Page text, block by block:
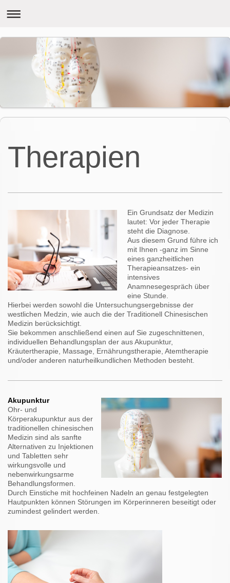
Therapien
Ein Grundsatz der Medizin
lautet: Vor jeder Therapie
steht die Diagnose.
Aus diesem Grund führe ich
mit Ihnen -ganz im Sinne
eines ganzheitlichen
Therapieansatzes- ein
intensives
Anamnesegespräch über
eine Stunde.
Hierbei werden sowohl die Untersuchungsergebnisse der
westlichen Medzin, wie auch die der Traditionell Chinesischen
Medizin berücksichtigt.
Sie bekommen anschließend einen auf Sie zugeschnittenen,
individuellen Behandlungsplan der aus Akupunktur,
Kräutertherapie, Massage, Ernährungstherapie, Atemtherapie
und/oder anderen naturheilkundlichen Methoden besteht.
Akupunktur
Ohr- und
Körperakupunktur aus der
traditionellen chinesischen
Medizin sind als sanfte
Alternativen zu Injektionen
und Tabletten sehr
wirkungsvolle und
nebenwirkungsarme
Behandlungsformen.
Durch Einstiche mit hochfeinen Nadeln an genau festgelegten
Hautpunkten können Störungen im Körperinneren beseitigt oder
zumindest gelindert werden.